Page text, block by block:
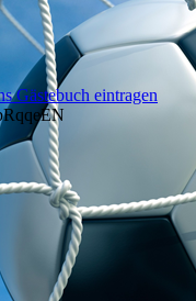
Gästebuch eintragen